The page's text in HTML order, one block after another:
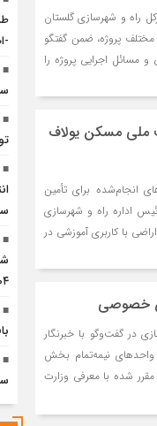
راه و شهرسازی گلستان
مختلف پروژه، ضمن گفتگو
مسائل اجرایی پروژه را
ملی مسکن یولاف
انجام‌شده برای تأمین
اداره راه و شهرسازی
با کاربری آموزشی در
خصوصی
در گفت‌وگو با خبرنگار
نیمه‌تمام بخش
شده با معرفی وزارت
-